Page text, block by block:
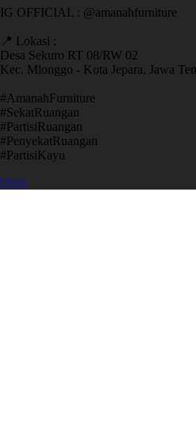
IG OFFICIAL : @amanahfurniture
📍 Lokasi :
Desa Sekuro RT 08/RW 02
Kec. Mlonggo - Kota Jepara, Jawa
​#AmanahFurniture
​#SekatRuangan
​#PartisiRuangan
​#PenyekatRuangan
​#PartisiKayu
Open